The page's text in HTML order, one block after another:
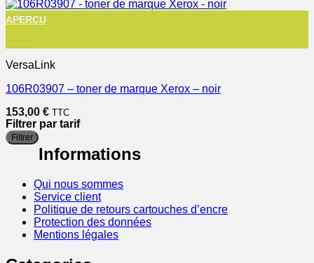
+
APERÇU
VersaLink
106R03907 – toner de marque Xerox – noir
153,00 € TTC
Filtrer par tarif
Filtrer
Informations
Qui nous sommes
Service client
Politique de retours cartouches d’encre
Protection des données
Mentions légales